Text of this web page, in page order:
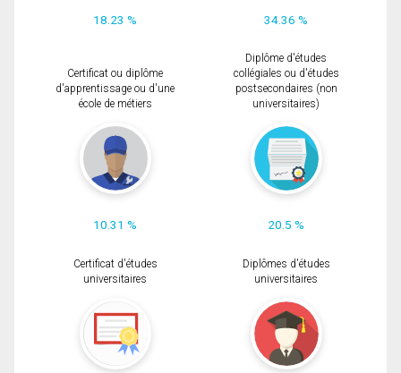
18.23 % 34.36 %
Certificat ou diplôme
d'apprentissage ou d'une
école de métiers
10.31 %
Diplôme d'études
collégiales ou d'études
postsecondaires (non
universitaires)
20.5 %
Certificat d'études
universitaires
Diplômes d'études
universitaires